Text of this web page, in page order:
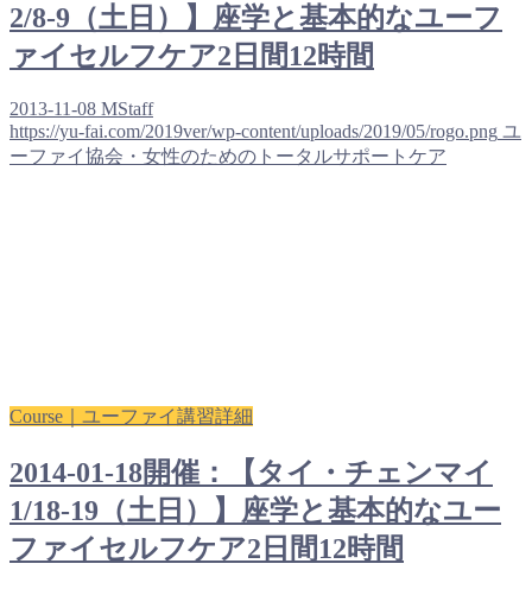
2/8-9（土日）】座学と基本的なユーフ
ァイセルフケア2日間12時間
2013-11-08 MStaff
https://yu-fai.com/2019ver/wp-content/uploads/2019/05/rogo.png ユ
ーファイ協会・女性のためのトータルサポートケア
Course｜ユーファイ講習詳細
2014-01-18開催：【タイ・チェンマイ
1/18-19（土日）】座学と基本的なユー
ファイセルフケア2日間12時間